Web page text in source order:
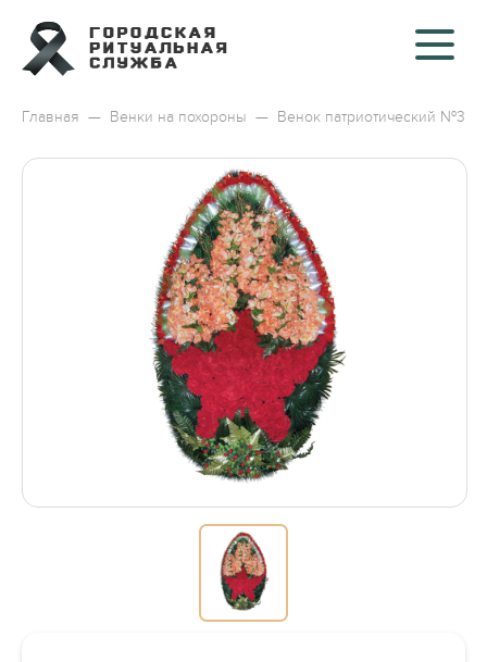
Главная — Венки на похороны — Венок патриотический №3